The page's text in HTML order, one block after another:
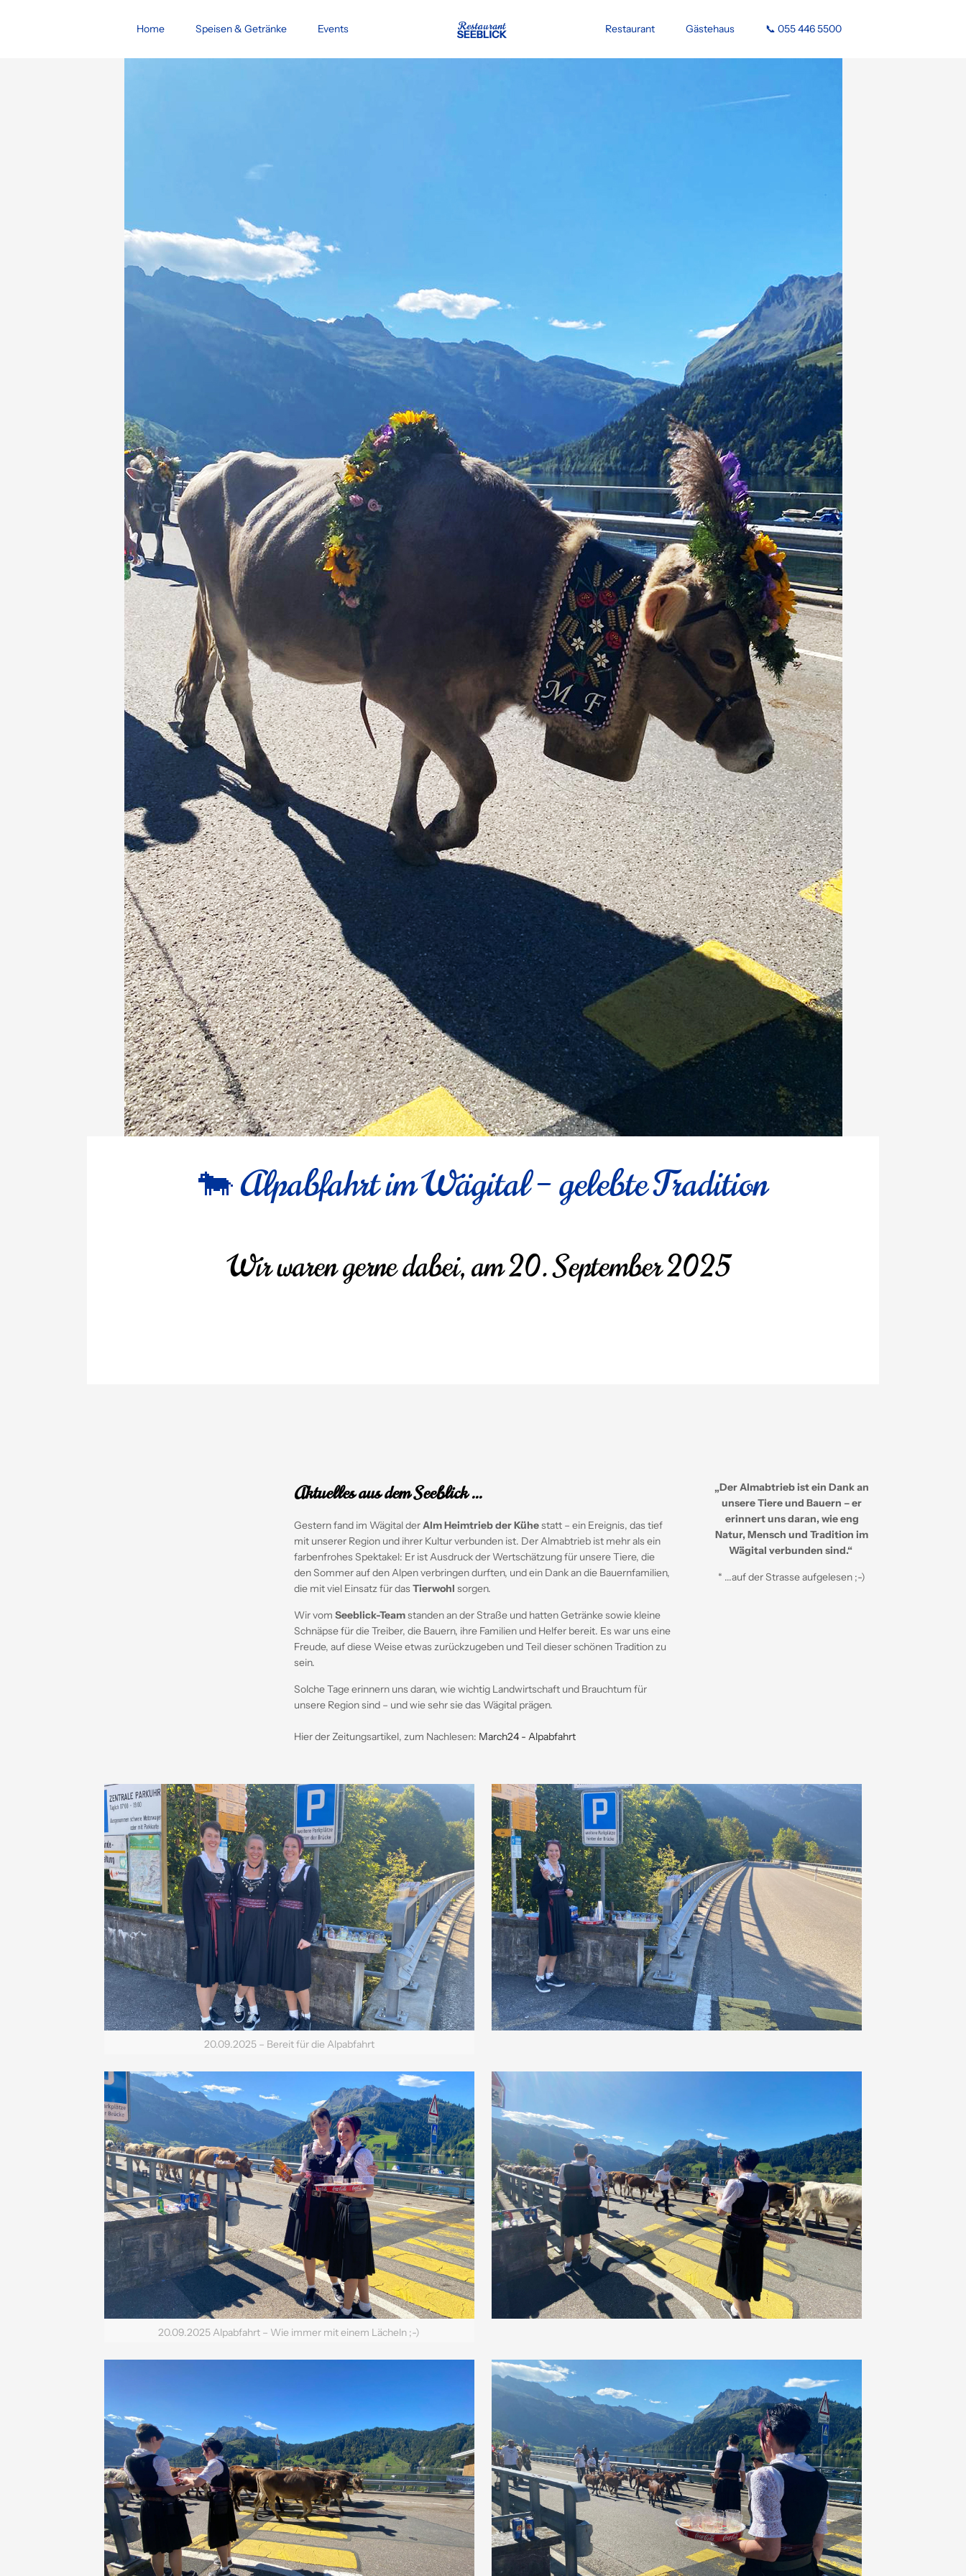
Home Speisen & Getränke Events Restaurant Gästehaus 📞 055 446 5500
🐄 Alpabfahrt im Wägital – gelebte Tradition
Wir waren gerne dabei, am 20. September 2025
Aktuelles aus dem Seeblick ...
Gestern fand im Wägital derAlm Heimtrieb der Kühestatt – ein Ereignis, das tief
mit unserer Region und ihrer Kultur verbunden ist. Der Almabtrieb ist mehr als ein
farbenfrohes Spektakel: Er ist Ausdruck der Wertschätzung für unsere Tiere, die
den Sommer auf den Alpen verbringen durften, und ein Dank an die Bauernfamilien,
die mit viel Einsatz für das Tierwohl sorgen.
Wir vom Seeblick-Teamstanden an der Straße und hatten Getränke sowie kleine
Schnäpse für die Treiber, die Bauern, ihre Familien und Helfer bereit. Es war uns eine
Freude, auf diese Weise etwas zurückzugeben und Teil dieser schönen Tradition zu
sein.
Solche Tage erinnern uns daran, wie wichtig Landwirtschaft und Brauchtum für
unsere Region sind – und wie sehr sie das Wägital prägen.
Hier der Zeitungsartikel, zum Nachlesen: March24 - Alpabfahrt
„Der Almabtrieb ist ein Dank an
unsere Tiere und Bauern – er
erinnert uns daran, wie eng
Natur, Mensch und Tradition im
Wägital verbunden sind.“
* ...auf der Strasse aufgelesen ;-)
20.09.2025 – Bereit für die Alpabfahrt
20.09.2025 Alpabfahrt – Wie immer mit einem Lächeln ;-)